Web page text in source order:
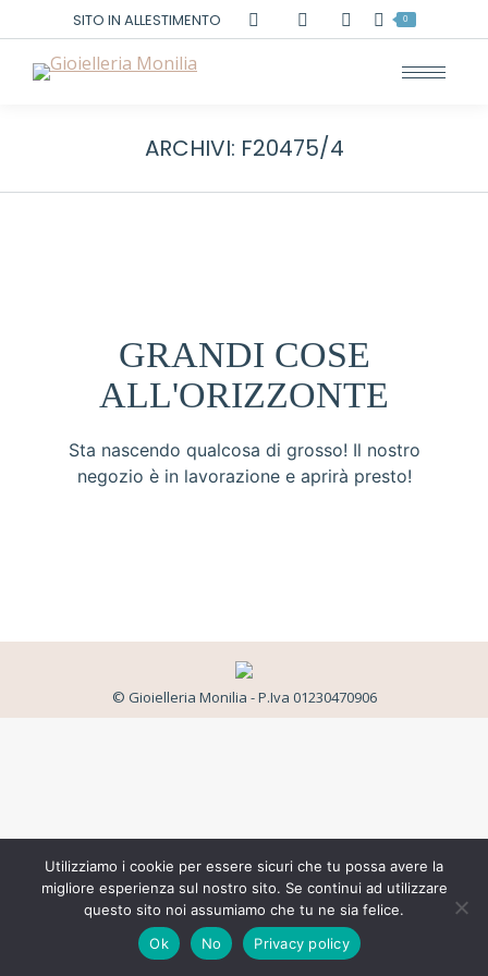
SITO IN ALLESTIMENTO Cerca: 0
ARCHIVI: F20475/4
GRANDI COSE
ALL'ORIZZONTE
Sta nascendo qualcosa di grosso! Il nostro
negozio è in lavorazione e aprirà presto!
© Gioielleria Monilia - P.Iva 01230470906
Utilizziamo i cookie per essere sicuri che tu possa avere la
migliore esperienza sul nostro sito. Se continui ad utilizzare
questo sito noi assumiamo che tu ne sia felice.
Ok
No Privacy policy